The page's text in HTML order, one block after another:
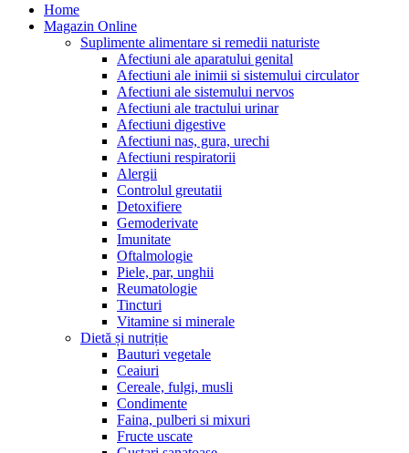
Home
Magazin Online
Suplimente alimentare si remedii naturiste
Afectiuni ale aparatului genital
Afectiuni ale inimii si sistemului circulator
Afectiuni ale sistemului nervos
Afectiuni ale tractului urinar
Afectiuni digestive
Afectiuni nas, gura, urechi
Afectiuni respiratorii
Alergii
Controlul greutatii
Detoxifiere
Gemoderivate
Imunitate
Oftalmologie
Piele, par, unghii
Reumatologie
Tincturi
Vitamine si minerale
Dietă și nutriție
Bauturi vegetale
Ceaiuri
Cereale, fulgi, musli
Condimente
Faina, pulberi si mixuri
Fructe uscate